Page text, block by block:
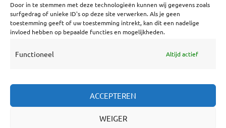
Door in te stemmen met deze technologieën kunnen wij gegevens zoals
surfgedrag of unieke ID's op deze site verwerken. Als je geen
toestemming geeft of uw toestemming intrekt, kan dit een nadelige
invloed hebben op bepaalde functies en mogelijkheden.
Functioneel Altijd actief
ACCEPTEREN
WEIGER
Coöperatief Cultureel Persbureau U.A. | Salzburg 29 |
3524KS Utrecht | KvK: 55573592 |Btw: